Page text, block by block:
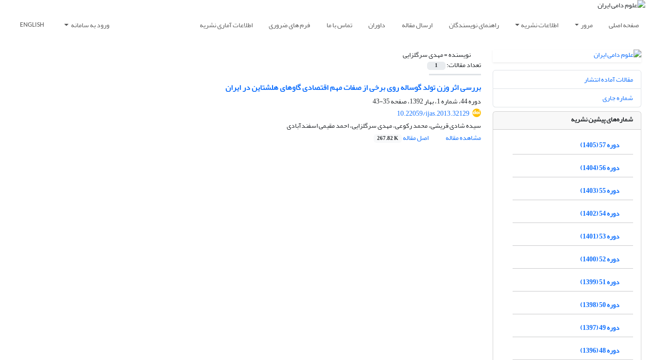
صفحه اصلی مرور اطلاعات نشریه راهنمای نویسندگان ارسال مقاله داوران تماس با ما فرم های ضروری اطلاعات آماری نشریه ورود به سامانه ENGLISH
نویسنده =مهدی سرگلزایی
تعداد مقالات: 1
بررسی اثر وزن تولد گوساله روی برخی از صفات مهم اقتصادی گاوهای هلشتاین در ایران
دوره 44، شماره 1، بهار 1392، صفحه
35-43
10.22059/ijas.2013.32129
سیده شادی قریشی، محمد رکوعی، مهدی سرگلزایی، احمد مقیمی اسفندآبادی
مشاهده مقاله
اصل مقاله 267.82 K
مقالات آماده انتشار
شماره جاری
شماره‌های پیشین نشریه
دوره 57 (1405)
دوره 56 (1404)
دوره 55 (1403)
دوره 54 (1402)
دوره 53 (1401)
دوره 52 (1400)
دوره 51 (1399)
دوره 50 (1398)
دوره 49 (1397)
دوره 48 (1396)